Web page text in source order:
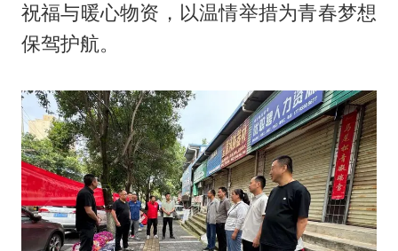
祝福与暖心物资，以温情举措为青春梦想
保驾护航。